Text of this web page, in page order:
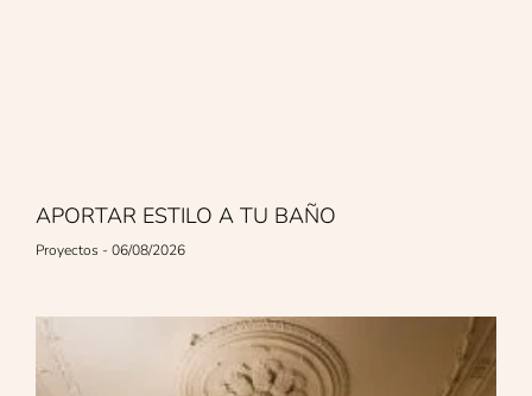
APORTAR ESTILO A TU BAÑO
Proyectos 06/08/2026